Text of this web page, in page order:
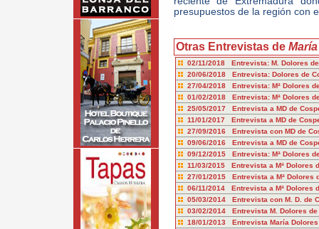
presupuestos de la región con
Otras Entrevistas de
02/11/2018 Entrevista: M. Dolores
20/06/2018 Entrevista: Dolores de
27/04/2018 Entrevista: Mª Dolores
01/02/2018 Entrevista: Mª Dolores
25/05/2017 Entrevista a MD de
11/01/2017 Entrevista a MD de
27/09/2016 Entrevista con MD de
09/06/2016 Entrevista a MD de
09/12/2015 Entrevista: Mª Dolores
11/03/2015 Entrevista a Mª Dolores
27/01/2015 Entrevista a Mª Dolores
06/11/2014 Entrevista a Mª Dolores
05/03/2014 Entrevista con M. D. de
03/02/2014 Entrevista M. Dolores de
18/01/2013 Entrevista María Dolores